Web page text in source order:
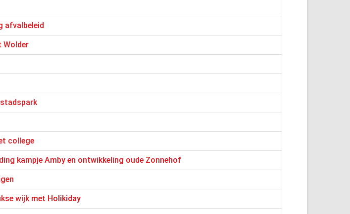
afvalbeleid
Wolder
stadspark
college
kampje Amby en ontwikkeling oude Zonnehof
wijk met Holikiday